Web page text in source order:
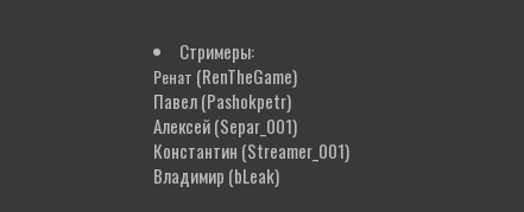
Стримеры:
Ренат (RenTheGame)
Павел(Pashokpetr)
Алексей(Separ_001)
Константин (Streamer_001)
Владимир (bLeak)